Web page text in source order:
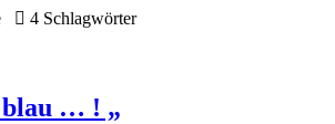
4 Schlagwörter
blau … ! „